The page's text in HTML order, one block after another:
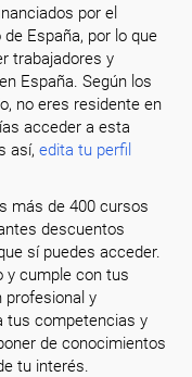
por el
España, por lo que
trabajadores y
España. Según los
no eres residente en
acceder a esta
así,edita tu perfil
más de 400 cursos
descuentos
sí puedes acceder.
y cumple con tus
profesional y
tus competencias y
de conocimientos
tu interés.